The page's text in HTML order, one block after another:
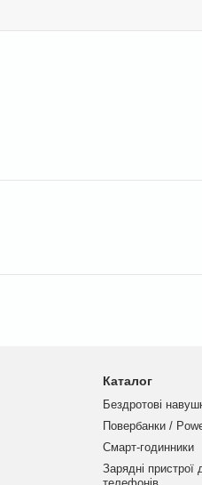
Каталог
Бездротові
Повербанки /
Смарт-годинники
Зарядні пристрої